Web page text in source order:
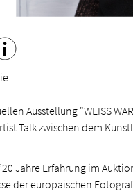
Ausstellung "WEISS
Talk zwischen dem
Jahre Erfahrung im
der europäischen